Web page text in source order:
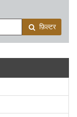
फ़िल्टर